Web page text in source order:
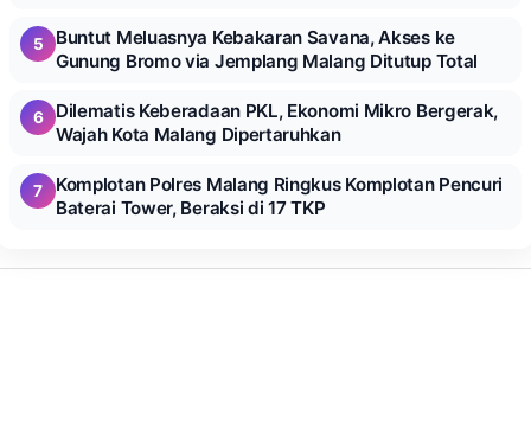
5
Buntut Meluasnya Kebakaran Savana, Akses ke
Gunung Bromo via Jemplang Malang Ditutup Total
6
Dilematis Keberadaan PKL, Ekonomi Mikro Bergerak,
Wajah Kota Malang Dipertaruhkan
7
Komplotan Polres Malang Ringkus Komplotan Pencuri
Baterai Tower, Beraksi di 17 TKP